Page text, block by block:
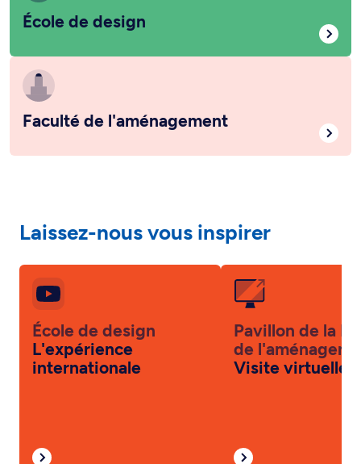
École de design
Faculté de l'aménagement
Laissez-nous vous inspirer
École de design
L'expérience
internationale
Pavillon de la
de
Visite virtuelle